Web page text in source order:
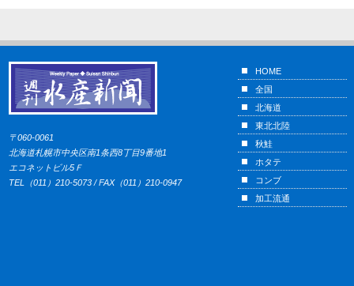
〒060-0061
北海道札幌市中央区南1条西8丁目9番地1
エコネットビル5Ｆ
TEL（011）210-5073 / FAX（011）210-0947
HOME
全国
北海道
東北北陸
秋鮭
ホタテ
コンブ
加工流通